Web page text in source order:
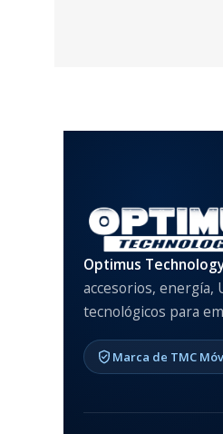
Optimus
accesorios, energía,
tecnológicos para
Marca de TMC